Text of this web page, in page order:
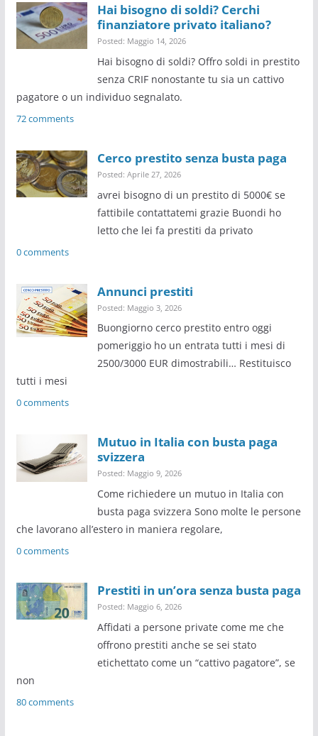
Hai bisogno di soldi? Cerchi
finanziatore privato italiano?
Posted: Maggio 14, 2026
Hai bisogno di soldi? Offro soldi in prestito
senza CRIF nonostante tu sia un cattivo
pagatore o un individuo segnalato.
72 comments
Cerco prestito senza busta paga
Posted: Aprile 27, 2026
avrei bisogno di un prestito di 5000€ se
fattibile contattatemi grazie Buondi ho
letto che lei fa prestiti da privato
0 comments
Annunci prestiti
Posted: Maggio 3, 2026
Buongiorno cerco prestito entro oggi
pomeriggio ho un entrata tutti i mesi di
2500/3000 EUR dimostrabili… Restituisco
tutti i mesi
0 comments
Mutuo in Italia con busta paga
svizzera
Posted: Maggio 9, 2026
Come richiedere un mutuo in Italia con
busta paga svizzera Sono molte le persone
che lavorano all’estero in maniera regolare,
0 comments
Prestiti in un’ora senza busta paga
Posted: Maggio 6, 2026
Affidati a persone private come me che
offrono prestiti anche se sei stato
etichettato come un “cattivo pagatore”, se
non
80 comments